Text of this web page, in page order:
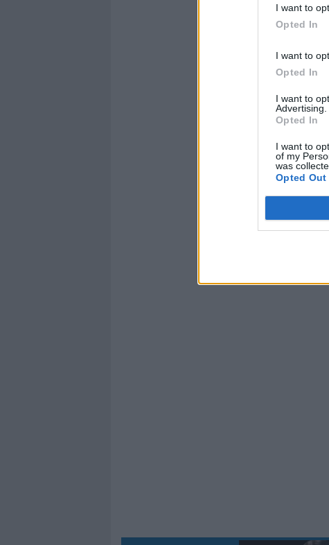
I want to
Opted In
I want to
Opted In
I want to
Advertising.
Opted In
I want to
of my
was
Opted Out